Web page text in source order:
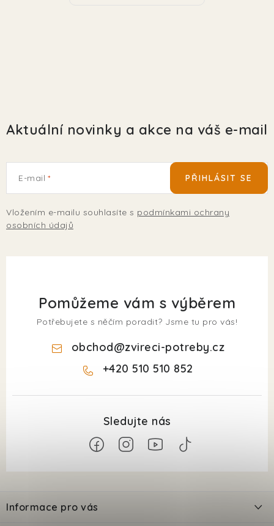
Aktuální novinky a akce na váš e-mail
E-mail
Vložením e-mailu souhlasíte s podmínkami ochrany
osobních údajů
PŘIHLÁSIT SE
Pomůžeme vám s výběrem
Potřebujete s něčím poradit? Jsme tu pro vás!
obchod@zvireci-potreby.cz
+420 510 510 852
pInformace pro vás